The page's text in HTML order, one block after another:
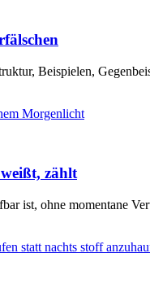
Beispielen,
zählt
ist, ohne momentane